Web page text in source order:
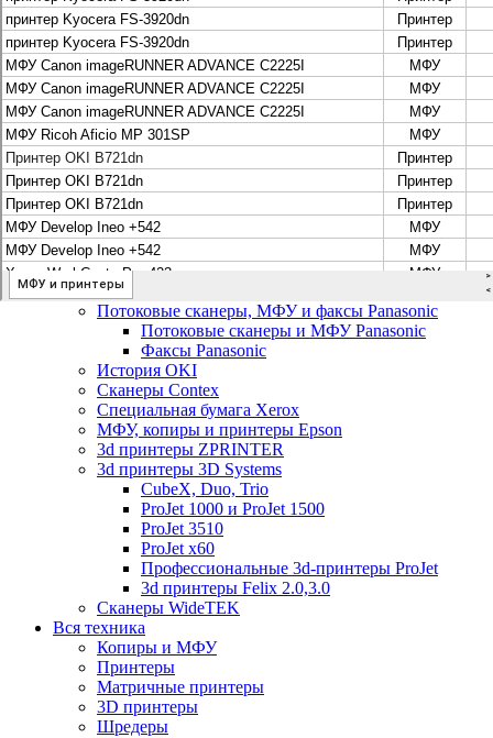
Плоттеры и МФУ Oce
Плоттеры и МФУ Oce
Цифровые системы Oce VarioPrint DP Line
МФУ, сканеры, плоттеры и принтеры Canon
Плоттеры Canon
Принтеры и МФУ Canon
Сканеры Canon
Распродажа картриджей Canon
МФУ, сканеры, плоттеры и принтеры HP
Принтеры и МФУ HP
Плоттеры hp
МФУ, копиры и принтеры OKI
МФУ, копиры и принтеры RICOH
Ремонт и продажа копировальных аппаратов
Infotec
Потоковые сканеры, МФУ и факсы Panasonic
Потоковые сканеры и МФУ Panasonic
Факсы Panasonic
История OKI
Сканеры Contex
Специальная бумага Xerox
МФУ, копиры и принтеры Epson
3d принтеры ZPRINTER
3d принтеры 3D Systems
CubeX, Duo, Trio
ProJet 1000 и ProJet 1500
ProJet 3510
ProJet x60
Профессиональные 3d-принтеры ProJet
3d принтеры Felix 2.0,3.0
Сканеры WideTEK
Вся техника
Копиры и МФУ
Принтеры
Матричные принтеры
3D принтеры
Шредеры